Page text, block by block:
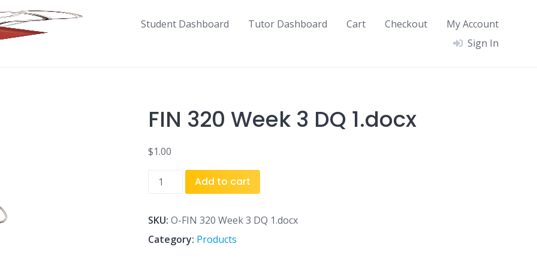
Student Dashboard Tutor Dashboard Cart Checkout
My Account
Sign In
FIN 320 Week 3 DQ 1.docx
$1.00
FIN
3
DQ
1.docx
Add to cart
SKU: O-FIN 320 Week 3 DQ 1.docx
Category: Products